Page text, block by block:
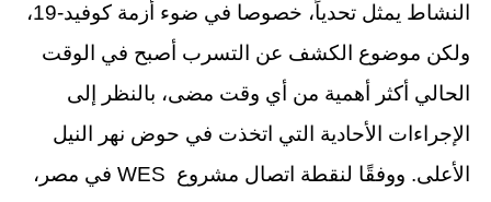
النشاط يمثل تحدياً، خصوصا في ضوء أزمة كوفيد-19،
ولكن موضوع الكشف عن التسرب أصبح في الوقت
الحالي أكثر أهمية من أي وقت مضى، بالنظر إلى
الإجراءات الأحادية التي اتخذت في حوض نهر النيل
الأعلى. ووفقًا لنقطة اتصال مشروع WES في مصر،